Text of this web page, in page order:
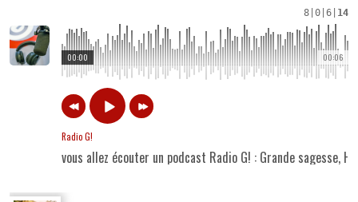
8 0 6 14
00:06
00:00
Radio G!
vous allez écouter un podcast Radio G! : Grande sagesse,